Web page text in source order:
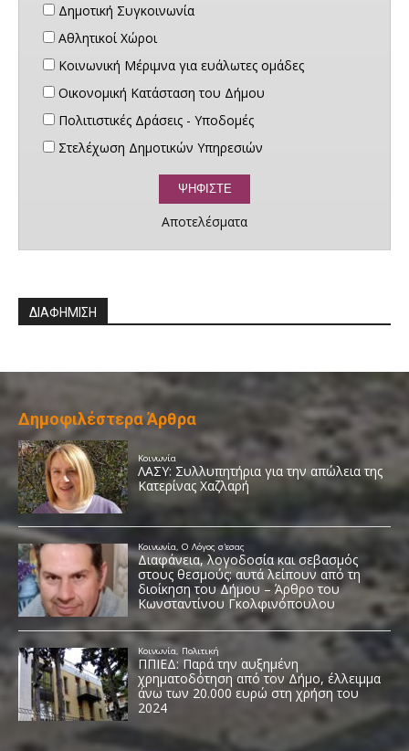
Δημοτική Συγκοινωνία
Αθλητικοί Χώροι
Κοινωνική Μέριμνα για ευάλωτες ομάδες
Οικονομική Κατάσταση του Δήμου
Πολιτιστικές Δράσεις - Υποδομές
Στελέχωση Δημοτικών Υπηρεσιών
Αποτελέσματα
ΔΙΑΦΗΜΙΣΗ
Δημοφιλέστερα Άρθρα